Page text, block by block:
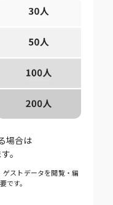
場合は
。
ストデータを閲覧・編
です。